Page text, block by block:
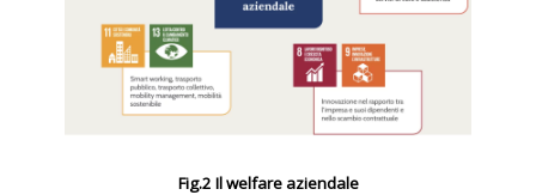
Fig.2 Il welfare aziendale